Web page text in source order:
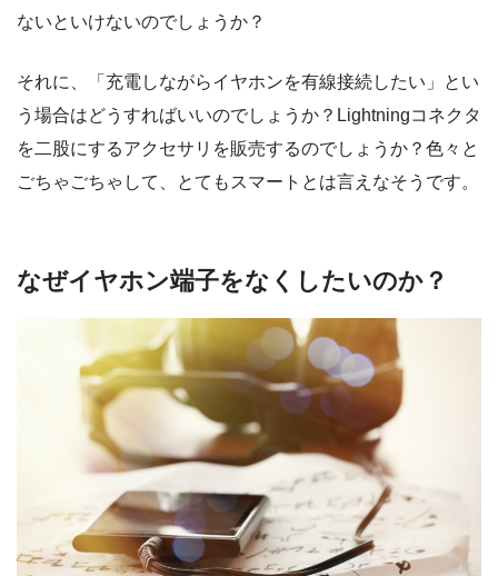
ないといけないのでしょうか？
それに、「充電しながらイヤホンを有線接続したい」とい
う場合はどうすればいいのでしょうか？Lightningコネクタ
を二股にするアクセサリを販売するのでしょうか？色々と
ごちゃごちゃして、とてもスマートとは言えなそうです。
なぜイヤホン端子をなくしたいのか？